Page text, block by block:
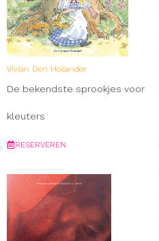
Vivian Den Hollander
De bekendste sprookjes voor
kleuters
RESERVEREN